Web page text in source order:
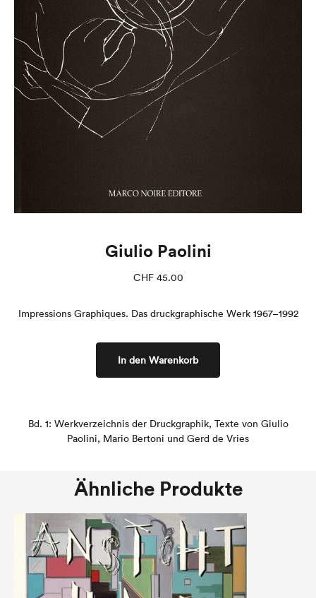
Giulio Paolini
CHF45.00
Impressions Graphiques. Das druckgraphische Werk 1967–1992
In den Warenkorb
Bd. 1: Werkverzeichnis der Druckgraphik, Texte von Giulio
Paolini, Mario Bertoni und Gerd de Vries
Ähnliche Produkte